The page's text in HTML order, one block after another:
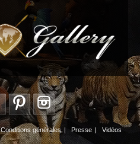
Conditions générales Presse Vidéos